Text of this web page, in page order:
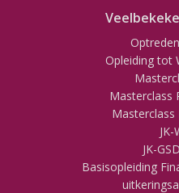
Opleiding tot
Masterclass
JK-
JK-
Basisopleiding